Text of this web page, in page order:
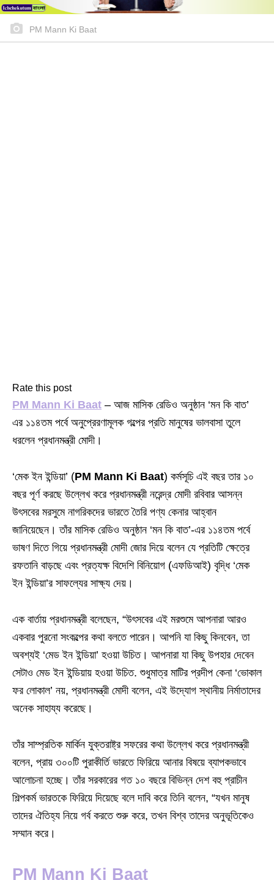
PM Mann Ki Baat
Rate this post
PM Mann Ki Baat – আজ মাসিক রেডিও অনুষ্ঠান ‘মন কি বাত’
এর ১১৪তম পর্বে অনুপ্রেরণামূলক গল্পের প্রতি মানুষের ভালবাসা তুলে
ধরলেন প্রধানমন্ত্রী মোদী।
‘মেক ইন ইন্ডিয়া’ (PM Mann Ki Baat) কর্মসূচি এই বছর তার ১০
বছর পূর্ণ করছে উল্লেখ করে প্রধানমন্ত্রী নরেন্দ্র মোদী রবিবার আসন্ন
উৎসবের মরসুমে নাগরিকদের ভারতে তৈরি পণ্য কেনার আহ্বান
জানিয়েছেন। তাঁর মাসিক রেডিও অনুষ্ঠান ‘মন কি বাত’-এর ১১৪তম পর্বে
ভাষণ দিতে গিয়ে প্রধানমন্ত্রী মোদী জোর দিয়ে বলেন যে প্রতিটি ক্ষেত্রে
রফতানি বাড়ছে এবং প্রত্যক্ষ বিদেশি বিনিয়োগ (এফডিআই) বৃদ্ধি ‘মেক
ইন ইন্ডিয়া’র সাফল্যের সাক্ষ্য দেয়।
এক বার্তায় প্রধানমন্ত্রী বলেছেন, “উৎসবের এই মরশুমে আপনারা আরও
একবার পুরনো সংকল্পের কথা বলতে পারেন। আপনি যা কিছু কিনবেন, তা
অবশ্যই ‘মেড ইন ইন্ডিয়া’ হওয়া উচিত। আপনারা যা কিছু উপহার দেবেন
সেটাও মেড ইন ইন্ডিয়ায় হওয়া উচিত. শুধুমাত্র মাটির প্রদীপ কেনা ‘ভোকাল
ফর লোকাল’ নয়, প্রধানমন্ত্রী মোদী বলেন, এই উদ্যোগ স্থানীয় নির্মাতাদের
অনেক সাহায্য করেছে।
তাঁর সাম্প্রতিক মার্কিন যুক্তরাষ্ট্র সফরের কথা উল্লেখ করে প্রধানমন্ত্রী
বলেন, প্রায় ৩০০টি পুরাকীর্তি ভারতে ফিরিয়ে আনার বিষয়ে ব্যাপকভাবে
আলোচনা হচ্ছে। তাঁর সরকারের গত ১০ বছরে বিভিন্ন দেশ বহু প্রাচীন
শিল্পকর্ম ভারতকে ফিরিয়ে দিয়েছে বলে দাবি করে তিনি বলেন, “যখন মানুষ
তাদের ঐতিহ্য নিয়ে গর্ব করতে শুরু করে, তখন বিশ্ব তাদের অনুভূতিকেও
সম্মান করে।
PM Mann Ki Baat